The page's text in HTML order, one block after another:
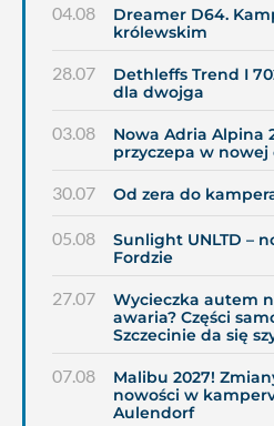
04.08
Dreamer D64.
królewskim
28.07
Dethleffs Trend I
dla dwojga
03.08
Nowa Adria Alpina
przyczepa w nowej
30.07 Od zera do
05.08
Sunlight UNLTD –
Fordzie
27.07
Wycieczka autem
awaria? Części
Szczecinie da się
07.08
Malibu 2027!
nowości w
Aulendorf